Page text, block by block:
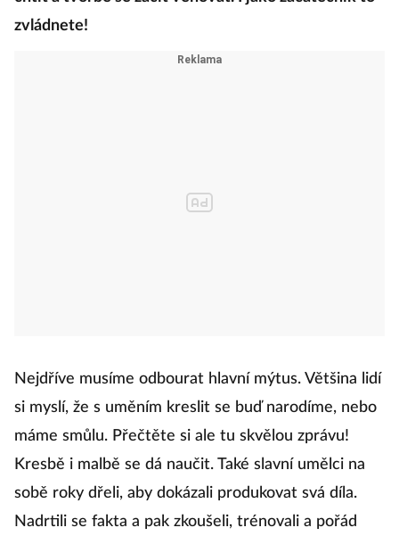
zvládnete!
Nejdříve musíme odbourat hlavní mýtus. Většina lidí
si myslí, že s uměním kreslit se buď narodíme, nebo
máme smůlu. Přečtěte si ale tu skvělou zprávu!
Kresbě i malbě se dá naučit. Také slavní umělci na
sobě roky dřeli, aby dokázali produkovat svá díla.
Nadrtili se fakta a pak zkoušeli, trénovali a pořád